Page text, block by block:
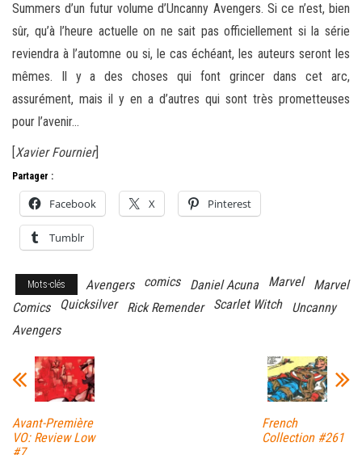
Summers d’un futur volume d’Uncanny Avengers. Si ce n’est, bien
sûr, qu’à l’heure actuelle on ne sait pas officiellement si la série
reviendra à l’automne ou si, le cas échéant, les auteurs seront les
mêmes. Il y a des choses qui font grincer dans cet arc,
assurément, mais il y en a d’autres qui sont très prometteuses
pour l’avenir…
[Xavier Fournier]
Partager :
Facebook X Pinterest
Tumblr
Mots-clés Avengers comics Daniel Acuna Marvel
Marvel
Comics
Quicksilver Rick Remender Scarlet Witch
Uncanny
Avengers
Avant-Première
VO: Review Low
#7
French
Collection #261